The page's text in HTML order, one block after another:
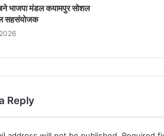
भाजपा मंडल कयामपुर सोशल
सहसंयोजक
Reply